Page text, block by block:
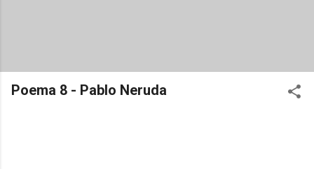
Poema 8 - Pablo Neruda